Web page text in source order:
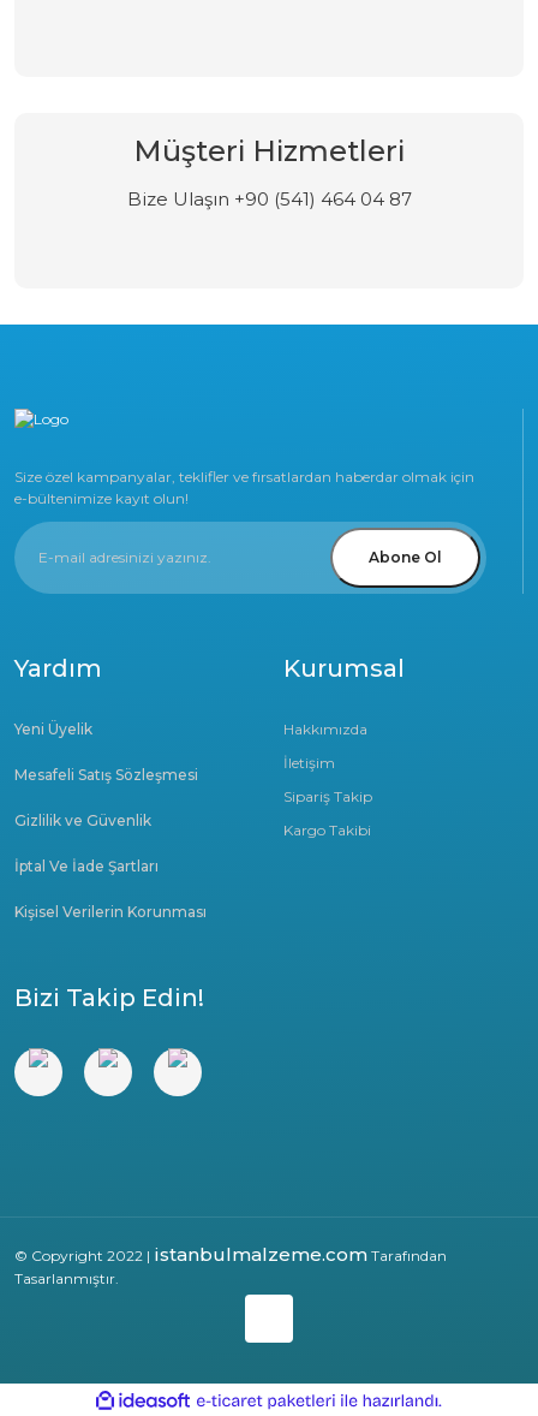
Müşteri Hizmetleri
Bize Ulaşın +90 (541) 464 04 87
Size özel kampanyalar, teklifler ve fırsatlardan haberdar olmak için
e-bültenimize kayıt olun!
Abone Ol
Kurumsal
Hakkımızda
İletişim
Sipariş Takip
Kargo Takibi
Yardım
Yeni Üyelik
Mesafeli Satış Sözleşmesi
Gizlilik ve Güvenlik
İptal Ve İade Şartları
Kişisel Verilerin Korunması
Bizi Takip Edin!
© Copyright 2022 | istanbulmalzeme.com Tarafından
Tasarlanmıştır.
ideasoft
e-